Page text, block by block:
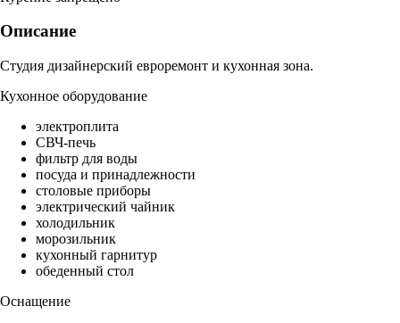
Описание
Студия дизайнерский евроремонт и кухонная зона.
Кухонное оборудование
электроплита
СВЧ-печь
фильтр для воды
посуда и принадлежности
столовые приборы
электрический чайник
холодильник
морозильник
кухонный гарнитур
обеденный стол
Оснащение